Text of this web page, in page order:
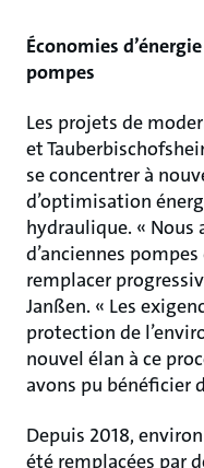
Économies
pompes
Les projets de
et
se concentrer à
d’optimisation
hydraulique. « Nous
d’anciennes
remplacer
Janßen. « Les
protection de
nouvel élan à ce
avons pu bénéficier
Depuis 2018,
été remplacées par